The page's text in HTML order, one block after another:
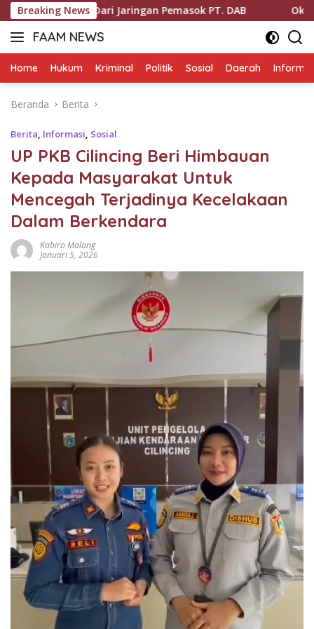
Langsung
ke
konten
Breaking News
Jaringan Pemasok PT. DAB Oknum DC BTPN
FAAM NEWS
Mengungkap
Mengawal
Home Hukum Kriminal Politik Sosial Daerah
Beranda Berita
Berita, Informasi, Sosial
UP PKB Cilincing Beri Himbauan
Kepada Masyarakat Untuk
Mencegah Terjadinya Kecelakaan
Dalam Berkendara
Kabiro Malang
Januari 5, 2026